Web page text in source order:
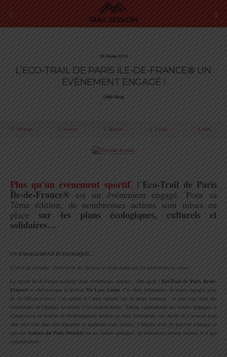
26 Février 2014
L’ECO-TRAIL DE PARIS ILE-DE-FRANCE® UN
ÉVÉNEMENT ENGAGÉ !
Cédric Masip
Partager Tweeter Épingler E-mail SMS
Plus qu’un événement sportif, l’Eco-Trail de Paris
Île-de-France® est un événementengagé. Pour sa
7ème édition, de nombreuses actions sont mises en
placesur les plansécologiques, culturels et
solidaires…
UN ENGAGEMENT ÉCOLOGIQUE…
Comité de pilotage “Prévention des déchets et compostage sur les événements de masse”
La région Ile-de-France accueille deux événements majeurs : côté sport l’Eco-Trail de Paris Ile-de-
France® et côté musique le festival We Love Green. Ces deux événements de masse engagés(plus
de 10 000 personnes), l’un sportif et l’autre culturel ont un point commun : ce sont tous deux des
événements de référence en termes d’éco-responsabilité. Terreau expérimental des bonnes pratiques et
d’innovation en matière de développement durable ces deux événements ont décidé de s’associer pour
aller plus loin dans leur démarche et améliorer leurs actions. L’objectif étant de pouvoir échanger au
sein desActeurs du Paris Durable sur les bonnes pratiques, de mutualiser certains moyens et d’agir
conjointement.